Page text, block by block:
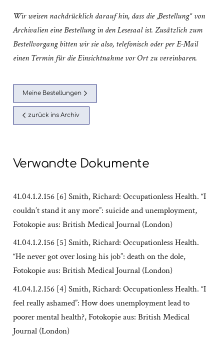
Wir weisen nachdrücklich darauf hin, dass die „Bestellung“ von
Archivalien eine Bestellung in den Lesesaal ist. Zusätzlich zum
Bestellvorgang bitten wir sie also, telefonisch oder per E-Mail
einen Termin für die Einsichtnahme vor Ort zu vereinbaren.
Meine Bestellungen
zurück ins Archiv
Verwandte Dokumente
41.04.1.2.156 [6] Smith, Richard: Occupationless Health. “I
couldn’t stand it any more”: suicide and unemployment,
Fotokopie aus: British Medical Journal (London)
41.04.1.2.156 [5] Smith, Richard: Occupationless Health.
“He never got over losing his job”: death on the dole,
Fotokopie aus: British Medical Journal (London)
41.04.1.2.156 [4] Smith, Richard: Occupationless Health. “I
feel really ashamed”: How does unemployment lead to
poorer mental health?, Fotokopie aus: British Medical
Journal (London)